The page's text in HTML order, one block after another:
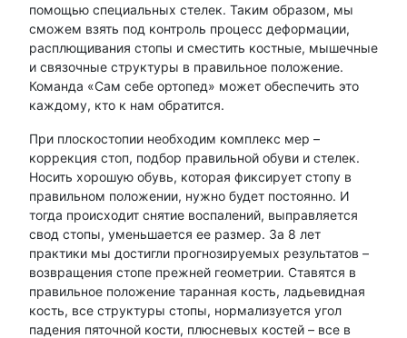
помощью специальных стелек. Таким образом, мы
сможем взять под контроль процесс деформации,
расплющивания стопы и сместить костные, мышечные
и связочные структуры в правильное положение.
Команда «Сам себе ортопед» может обеспечить это
каждому, кто к нам обратится.
При плоскостопии необходим комплекс мер –
коррекция стоп, подбор правильной обуви и стелек.
Носить хорошую обувь, которая фиксирует стопу в
правильном положении, нужно будет постоянно. И
тогда происходит снятие воспалений, выправляется
свод стопы, уменьшается ее размер. За 8 лет
практики мы достигли прогнозируемых результатов –
возвращения стопе прежней геометрии. Ставятся в
правильное положение таранная кость, ладьевидная
кость, все структуры стопы, нормализуется угол
падения пяточной кости, плюсневых костей – все в